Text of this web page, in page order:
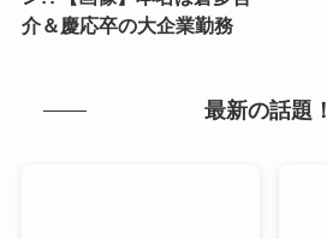
介＆慶応卒の大企業勤務
最新の話題！